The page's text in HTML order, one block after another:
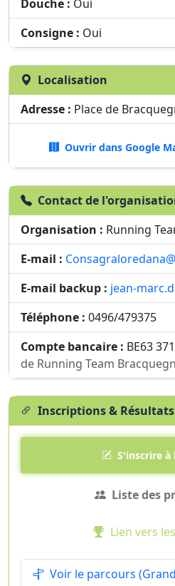
Douche : Oui
Consigne : Oui
Localisation
Adresse : Place de
Ouvrir dans Google
Contact de
Organisation : Running
E-mail :
E-mail backup : jean-
Téléphone : 0496/479375
Compte bancaire : BE63
de Running Team
Inscriptions & Résultats
S'inscrire à
Liste des
Lien vers
Voir le parcours